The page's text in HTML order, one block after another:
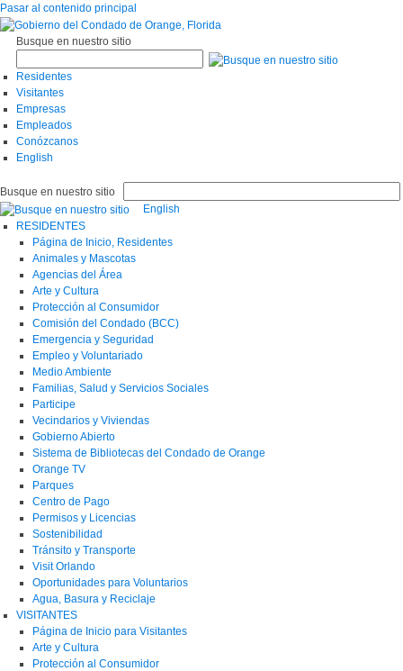
Pasar al contenido principal
Busque en nuestro sitio
Residentes
Visitantes
Empresas
Empleados
Conózcanos
English
Busque en nuestro sitio
English
RESIDENTES
Página de Inicio, Residentes
Animales y Mascotas
Agencias del Área
Arte y Cultura
Protección al Consumidor
Comisión del Condado (BCC)
Emergencia y Seguridad
Empleo y Voluntariado
Medio Ambiente
Familias, Salud y Servicios Sociales
Participe
Vecindarios y Viviendas
Gobierno Abierto
Sistema de Bibliotecas del Condado de Orange
Orange TV
Parques
Centro de Pago
Permisos y Licencias
Sostenibilidad
Tránsito y Transporte
Visit Orlando
Oportunidades para Voluntarios
Agua, Basura y Reciclaje
VISITANTES
Página de Inicio para Visitantes
Arte y Cultura
Protección al Consumidor